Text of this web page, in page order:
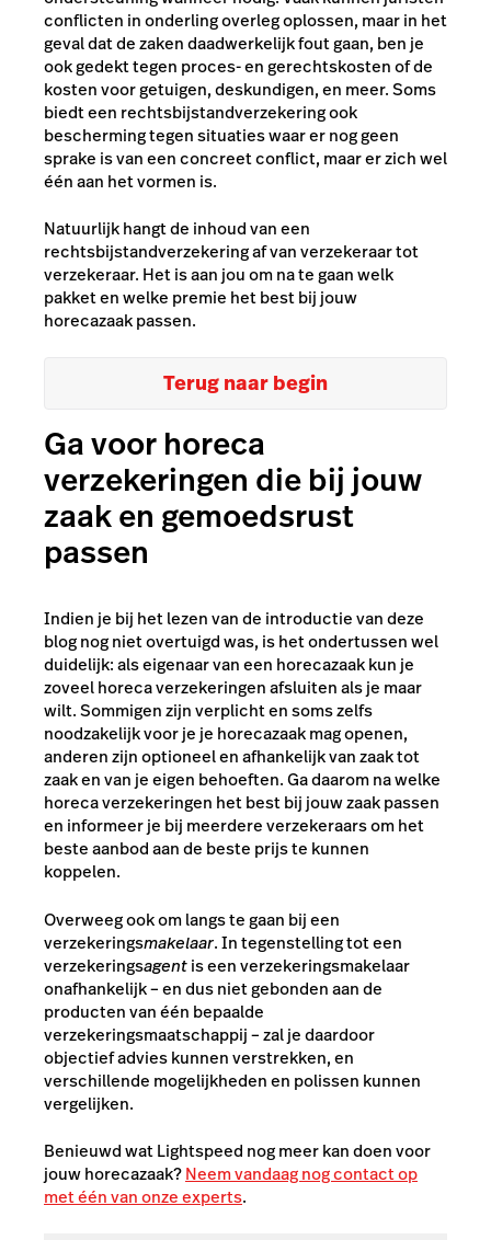
conflicten in onderling overleg oplossen, maar in het
geval dat de zaken daadwerkelijk fout gaan, ben je
ook gedekt tegen proces- en gerechtskosten of de
kosten voor getuigen, deskundigen, en meer. Soms
biedt een rechtsbijstandverzekering ook
bescherming tegen situaties waar er nog geen
sprake is van een concreet conflict, maar er zich wel
één aan het vormen is.
Natuurlijk hangt de inhoud van een
rechtsbijstandverzekering af van verzekeraar tot
verzekeraar. Het is aan jou om na te gaan welk
pakket en welke premie het best bij jouw
horecazaak passen.
Terug naar begin
Ga voor horeca
verzekeringen die bij jouw
zaak en gemoedsrust
passen
Indien je bij het lezen van de introductie van deze
blog nog niet overtuigd was, is het ondertussen wel
duidelijk: als eigenaar van een horecazaak kun je
zoveel horeca verzekeringen afsluiten als je maar
wilt. Sommigen zijn verplicht en soms zelfs
noodzakelijk voor je je horecazaak mag openen,
anderen zijn optioneel en afhankelijk van zaak tot
zaak en van je eigen behoeften. Ga daarom na welke
horeca verzekeringen het best bij jouw zaak passen
en informeer je bij meerdere verzekeraars om het
beste aanbod aan de beste prijs te kunnen
koppelen.
Overweeg ook om langs te gaan bij een
verzekeringsmakelaar. In tegenstelling tot een
verzekeringsagentis een verzekeringsmakelaar
onafhankelijk – en dus niet gebonden aan de
producten van één bepaalde
verzekeringsmaatschappij – zal je daardoor
objectief advies kunnen verstrekken, en
verschillende mogelijkheden en polissen kunnen
vergelijken.
Benieuwd wat Lightspeed nog meer kan doen voor
jouw horecazaak?Neem vandaag nog contact op
met één van onze experts.